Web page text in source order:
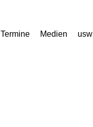
Termine Medien usw